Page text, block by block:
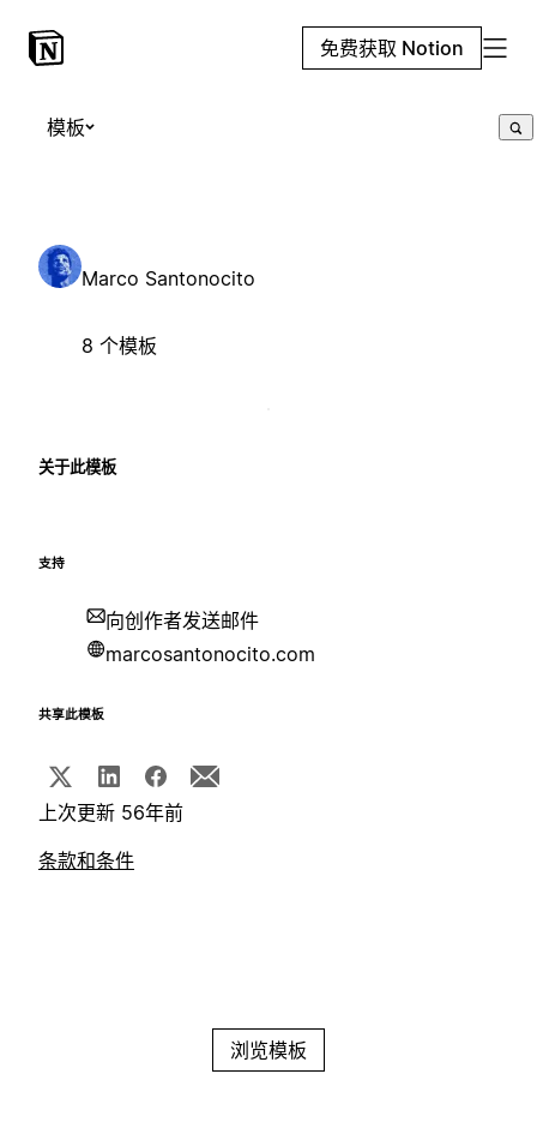
免费获取 Notion
模板
Marco Santonocito
8 个模板
关于此模板
支持
向创作者发送邮件
marcosantonocito.com
共享此模板
上次更新 56年前
条款和条件
浏览模板